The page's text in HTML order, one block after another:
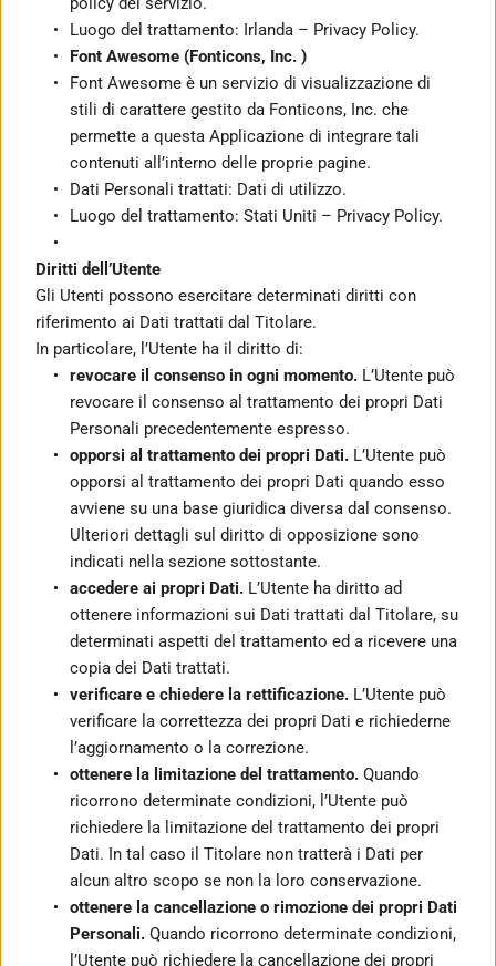
Luogo del trattamento: Irlanda – Privacy Policy.
Font Awesome (Fonticons, Inc. )
Font Awesome è un servizio di visualizzazione di
stili di carattere gestito da Fonticons, Inc. che
permette a questa Applicazione di integrare tali
contenuti all’interno delle proprie pagine.
Dati Personali trattati: Dati di utilizzo.
Luogo del trattamento: Stati Uniti – Privacy Policy.
Diritti dell’Utente
Gli Utenti possono esercitare determinati diritti con
riferimento ai Dati trattati dal Titolare.
In particolare, l’Utente ha il diritto di:
revocare il consenso in ogni momento. L’Utente può
revocare il consenso al trattamento dei propri Dati
Personali precedentemente espresso.
opporsi al trattamento dei propri Dati. L’Utente può
opporsi al trattamento dei propri Dati quando esso
avviene su una base giuridica diversa dal consenso.
Ulteriori dettagli sul diritto di opposizione sono
indicati nella sezione sottostante.
accedere ai propri Dati. L’Utente ha diritto ad
ottenere informazioni sui Dati trattati dal Titolare, su
determinati aspetti del trattamento ed a ricevere una
copia dei Dati trattati.
verificare e chiedere la rettificazione. L’Utente può
verificare la correttezza dei propri Dati e richiederne
l’aggiornamento o la correzione.
ottenere la limitazione del trattamento. Quando
ricorrono determinate condizioni, l’Utente può
richiedere la limitazione del trattamento dei propri
Dati. In tal caso il Titolare non tratterà i Dati per
alcun altro scopo se non la loro conservazione.
ottenere la cancellazione o rimozione dei propri Dati
Personali. Quando ricorrono determinate condizioni,
l’Utente può richiedere la cancellazione dei propri